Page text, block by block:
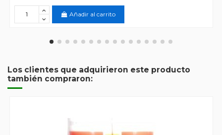
Añadir al carrito
Los clientes que adquirieron este producto
también compraron: